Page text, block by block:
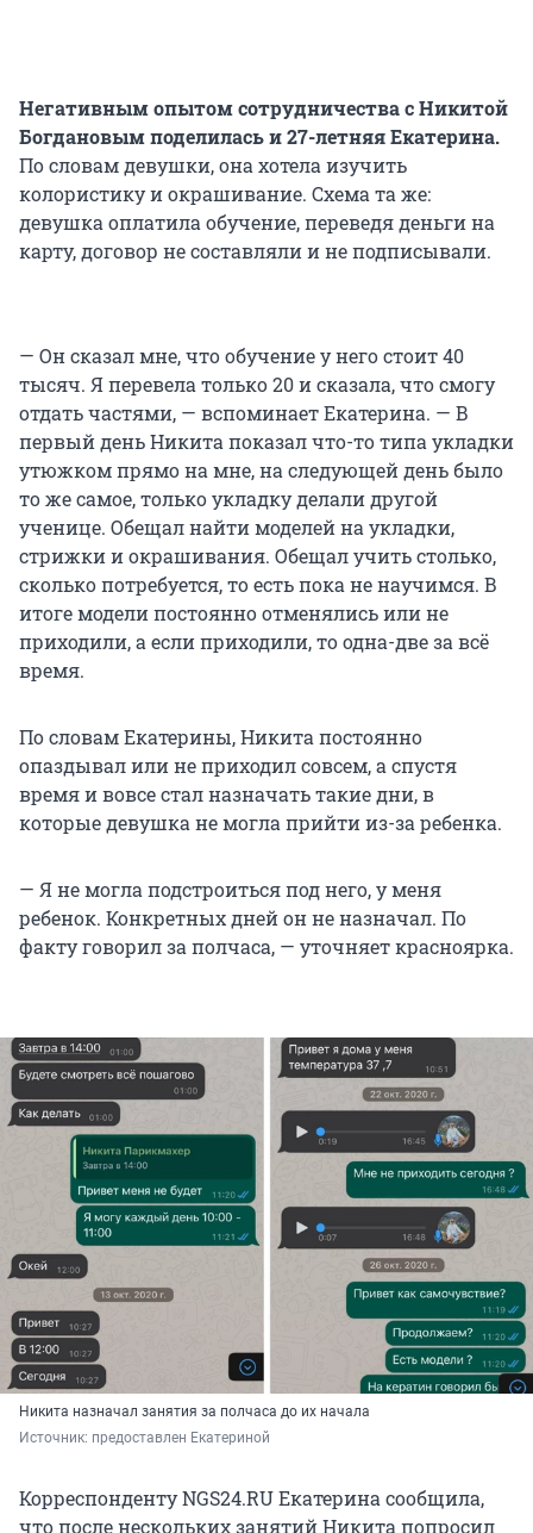
Негативным опытом сотрудничества с Никитой
Богдановым поделилась и 27-летняя Екатерина.
По словам девушки, она хотела изучить
колористику и окрашивание. Схема та же:
девушка оплатила обучение, переведя деньги на
карту, договор не составляли и не подписывали.
— Он сказал мне, что обучение у него стоит 40
тысяч. Я перевела только 20 и сказала, что смогу
отдать частями, — вспоминает Екатерина. — В
первый день Никита показал что-то типа укладки
утюжком прямо на мне, на следующей день было
то же самое, только укладку делали другой
ученице. Обещал найти моделей на укладки,
стрижки и окрашивания. Обещал учить столько,
сколько потребуется, то есть пока не научимся. В
итоге модели постоянно отменялись или не
приходили, а если приходили, то одна-две за всё
время.
По словам Екатерины, Никита постоянно
опаздывал или не приходил совсем, а спустя
время и вовсе стал назначать такие дни, в
которые девушка не могла прийти из-за ребенка.
— Я не могла подстроиться под него, у меня
ребенок. Конкретных дней он не назначал. По
факту говорил за полчаса, — уточняет красноярка.
Никита назначал занятия за полчаса до их начала
Источник: предоставлен Екатериной
Корреспонденту NGS24.RU Екатерина сообщила,
что после нескольких занятий Никита попросил